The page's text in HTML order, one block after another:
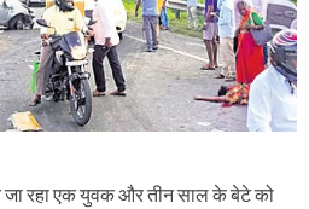
जा रहा एक युवक और तीन साल के बेटे को